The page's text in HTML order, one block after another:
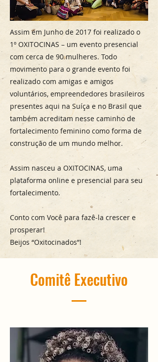
Assim em Junho de 2017 foi realizado o
1º OXITOCINAS – um evento presencial
com cerca de 90 mulheres. Todo
movimento para o grande evento foi
realizado com amigas e amigos
voluntários, empreendedores brasileiros
presentes aqui na Suíça e no Brasil que
também acreditam nesse caminho de
fortalecimento feminino como forma de
construção de um mundo melhor.
Assim nasceu a OXITOCINAS, uma
plataforma online e presencial para seu
fortalecimento.
Conto com Você para fazê-la crescer e
prosperar!
Beijos “Oxitocinados”!
Comitê Executivo